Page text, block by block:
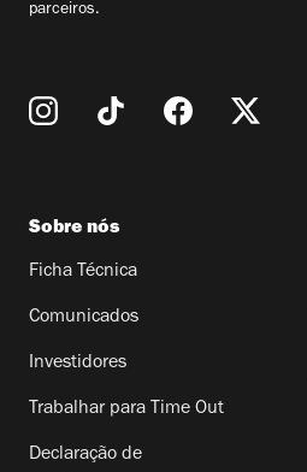
parceiros.
Sobre nós
Ficha Técnica
Comunicados
Investidores
Trabalhar para Time Out
Declaração de